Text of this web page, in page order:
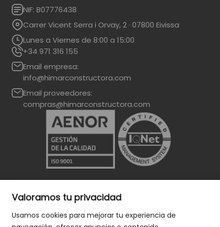
Valoramos tu privacidad
Usamos cookies para mejorar tu experiencia de
NIF: B07776438
Carrer Vicent Serra i Orvay, 2 · 07800 Eivissa
Lunes a Viernes de 8:00 a 15:00
+34 971 316 155
Email empresa:
info@himarconstructora.com
Email proveedores:
compras@himarconstructora.com